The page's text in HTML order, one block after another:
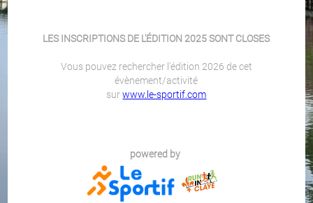
LES INSCRIPTIONS DE L'ÉDITION 2025 SONT CLOSES
Vous pouvez rechercher l'édition 2026 de cet
évènement/activité
surwww.le-sportif.com
powered by